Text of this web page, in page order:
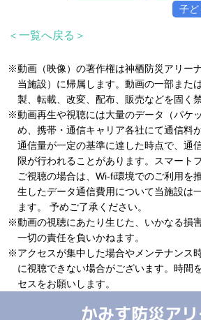
子ど
＜一覧へ戻る＞
※動画（映像）の著作権は神栖防災アリー
当施設）に帰属します。動画の一部また
製、転載、改変、配布、販売などを固く
※動画再生や視聴には大量のデータ（パケ
め、携帯・通信キャリア各社にて通信料
通信量が一定の基準に達した時点で、通
限が行われることがあります。スマート
ご視聴の場合は、Wi-fi環境でのご利用を
生したデータ通信費用について当施設は
ます。 予めご了承ください。
※動画の視聴にあたり生じた、いかなる損
一切の責任を負いかねます。
※アクセスが集中した場合やメンテナンス
に視聴できない場合がございます。時間
セスをお願いします。
かみす防災ア